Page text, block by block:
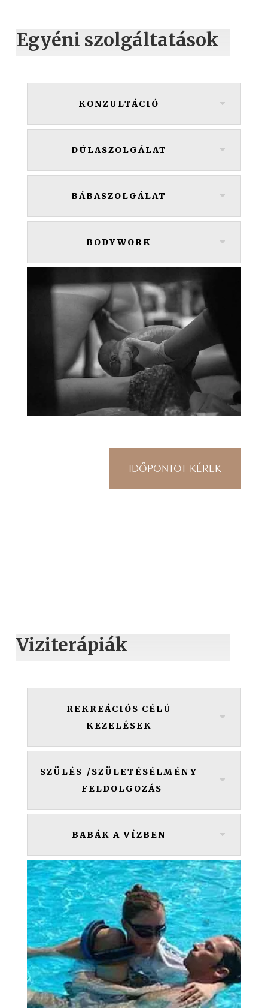
Egyéni szolgáltatások
KONZULTÁCIÓ
DÚLASZOLGÁLAT
BÁBASZOLGÁLAT
BODYWORK
IDŐPONTOT KÉREK
Viziterápiák
REKREÁCIÓS CÉLÚ
KEZELÉSEK
SZÜLÉS-/SZÜLETÉSÉLMÉNY
-FELDOLGOZÁS
BABÁK A VÍZBEN